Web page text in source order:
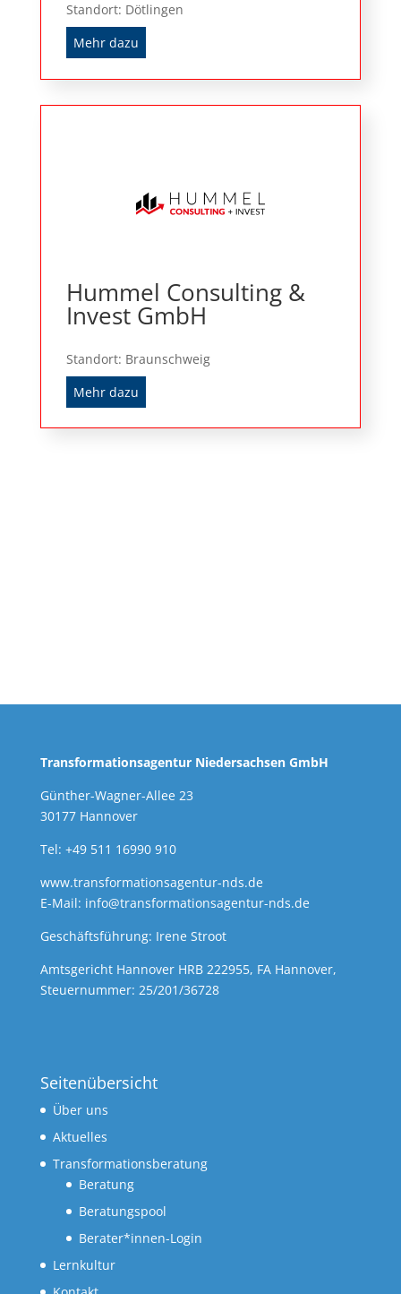
Standort: Dötlingen
Mehr dazu
Hummel Consulting &
Invest GmbH
Standort: Braunschweig
Mehr dazu
Transformationsagentur Niedersachsen GmbH
Günther-Wagner-Allee 23
30177 Hannover
Tel: +49 511 16990 910
www.transformationsagentur-nds.de
E-Mail: info@transformationsagentur-nds.de
Geschäftsführung: Irene Stroot
Amtsgericht Hannover HRB 222955, FA Hannover,
Steuernummer: 25/201/36728
Seitenübersicht
Über uns
Aktuelles
Transformationsberatung
Beratung
Beratungspool
Berater*innen-Login
Lernkultur